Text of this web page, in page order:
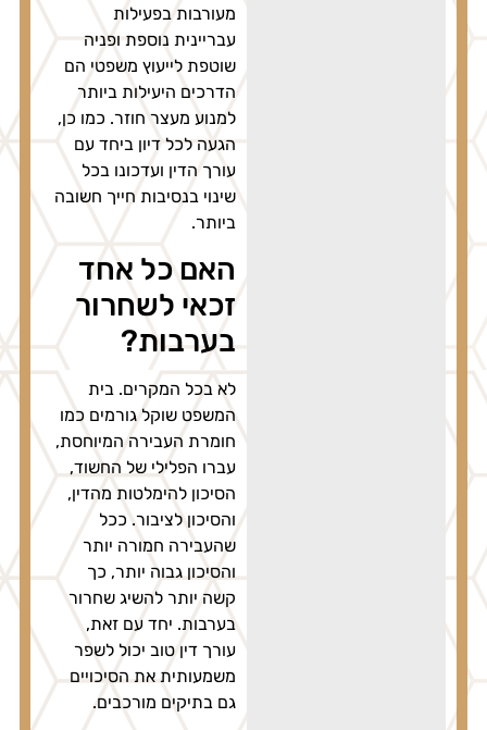
מעורבות בפעילות
עבריינית נוספת ופניה
שוטפת לייעוץ משפטי הם
הדרכים היעילות ביותר
למנוע מעצר חוזר. כמו כן,
הגעה לכל דיון ביחד עם
עורך הדין ועדכונו בכל
שינוי בנסיבות חייך חשובה
ביותר.
האם כל אחד
זכאי לשחרור
בערבות?
לא בכל המקרים. בית
המשפט שוקל גורמים כמו
חומרת העבירה המיוחסת,
עברו הפלילי של החשוד,
הסיכון להימלטות מהדין,
והסיכון לציבור. ככל
שהעבירה חמורה יותר
והסיכון גבוה יותר, כך
קשה יותר להשיג שחרור
בערבות. יחד עם זאת,
עורך דין טוב יכול לשפר
משמעותית את הסיכויים
גם בתיקים מורכבים.